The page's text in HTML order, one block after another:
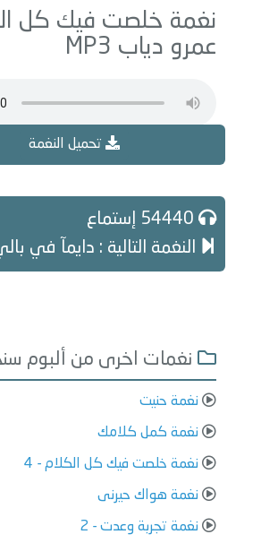
عمرو دياب MP3
تحميل النغمة
النغمة التالية : دايمآ في
نغمات اخرى من ألبوم
نغمة حنيت
نغمة كمل كلامك
نغمة خلصت فيك كل الكلام - 4
نغمة هواك حيرنى
نغمة تجربة وعدت - 2